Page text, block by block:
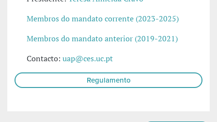
Membros do mandato corrente (2023-2025)
Membros do mandato anterior (2019-2021)
Contacto: uap@ces.uc.pt
Regulamento